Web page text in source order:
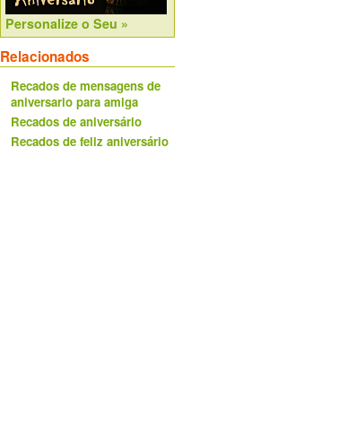
Personalize o Seu »
Relacionados
Recados de mensagens de
aniversario para amiga
Recados de aniversário
Recados de feliz aniversário